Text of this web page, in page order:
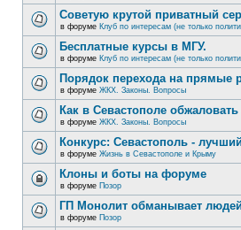
Советую крутой приватный
в форуме Клуб по интересам (не только
Бесплатные курсы в МГУ.
в форуме Клуб по интересам (не только
Порядок перехода на прямые
в форуме ЖКХ. Законы. Вопросы
Как в Севастополе
в форуме ЖКХ. Законы. Вопросы
Конкурс: Севастополь -
в форуме Жизнь в Севастополе и Крыму
Клоны и боты на форуме
в форуме Позор
ГП Монолит обманывает
в форуме Позор